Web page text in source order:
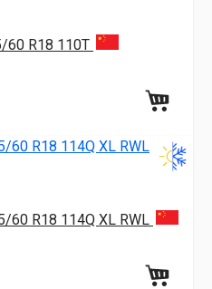
60 R18 110T
60 R18 114Q XL RWL